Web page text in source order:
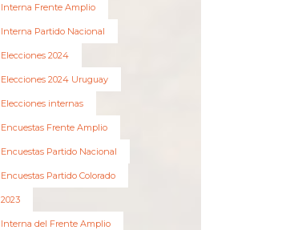
Interna Frente Amplio
Interna Partido Nacional
Elecciones 2024
Elecciones 2024 Uruguay
Elecciones internas
Encuestas Frente Amplio
Encuestas Partido Nacional
Encuestas Partido Colorado
2023
Interna del Frente Amplio